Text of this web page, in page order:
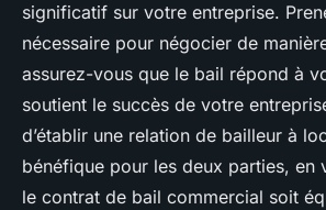
significatif sur votre entreprise.
nécessaire pour négocier de
assurez-vous que le bail répond à
soutient le succès de votre
d’établir une relation de bailleur à
bénéfique pour les deux parties, en
le contrat de bail commercial soit